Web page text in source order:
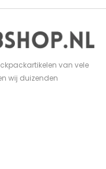
van vele
wij duizenden